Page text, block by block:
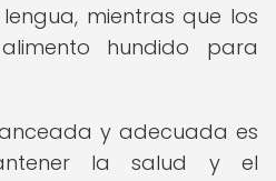
mientras que los
hundido para
y adecuada es
la salud y el